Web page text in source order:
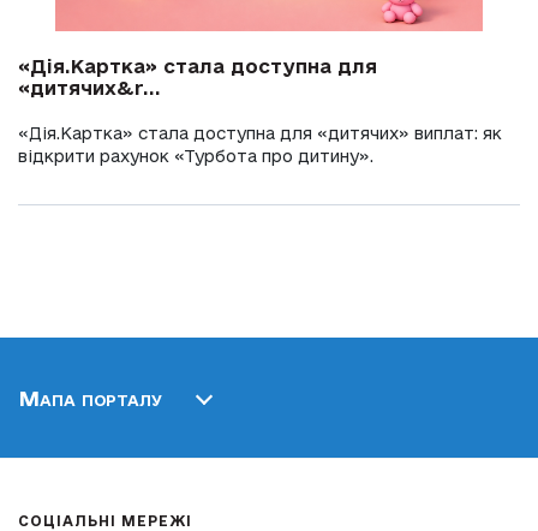
«Дія.Картка» стала доступна для
«дитячих&r...
«Дія.Картка» стала доступна для «дитячих» виплат: як
відкрити рахунок «Турбота про дитину».
Мапа порталу
СОЦІАЛЬНІ МЕРЕЖІ